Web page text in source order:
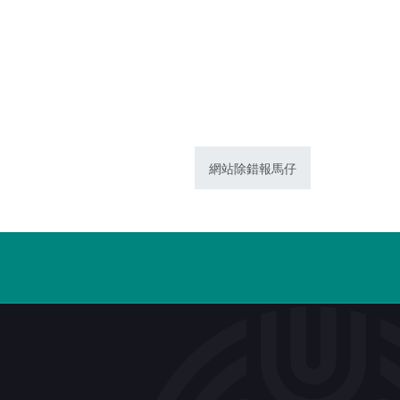
網站除錯報馬仔